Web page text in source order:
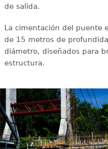
de salida.
La cimentación del puente
de 15 metros de
diámetro, diseñados para
estructura.